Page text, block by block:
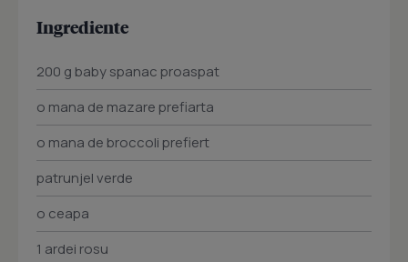
Ingrediente
200 g baby spanac proaspat
o mana de mazare prefiarta
o mana de broccoli prefiert
patrunjel verde
o ceapa
1 ardei rosu